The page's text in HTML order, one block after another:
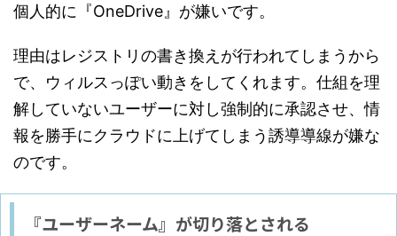
個人的に『OneDrive』が嫌いです。
理由はレジストリの書き換えが行われてしまうから
で、ウィルスっぽい動きをしてくれます。仕組を理
解していないユーザーに対し強制的に承認させ、情
報を勝手にクラウドに上げてしまう誘導導線が嫌な
のです。
『ユーザーネーム』が切り落とされる